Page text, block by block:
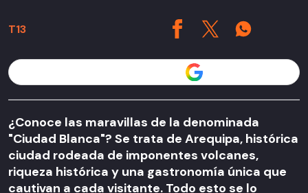
T13
¿Conoce las maravillas de la denominada
"Ciudad Blanca"? Se trata de Arequipa, histórica
ciudad rodeada de imponentes volcanes,
riqueza histórica y una gastronomía única que
cautivan a cada visitante. Todo esto se lo